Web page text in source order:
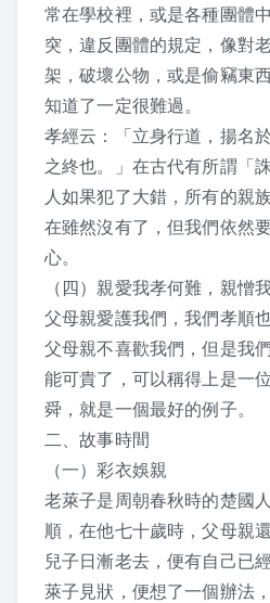
夏令營
2019 花蓮夏令營
2018 活動照片
2017 夏令營課程表
2016 夏令營課程表
2016 夏令營活動照
2016 夏令營 – 大人
2015 夏令營
敬老節
2019 敬老節活動
常在學校裡，或是各種團體
突，違反團體的規定，像對
架，破壞公物，或是偷竊東
知道了一定很難過。
孝經云：「立身行道，揚名
之終也。」在古代有所謂「
人如果犯了大錯，所有的親
在雖然沒有了，但我們依然
心。
（四）親愛我孝何難，親憎
父母親愛護我們，我們孝順
父母親不喜歡我們，但是我
能可貴了，可以稱得上是一
舜，就是一個最好的例子。
二、故事時間
（一）彩衣娛親
老萊子是周朝春秋時的楚國
順，在他七十歲時，父母親
兒子日漸老去，便有自己已
萊子見狀，便想了一個辦法